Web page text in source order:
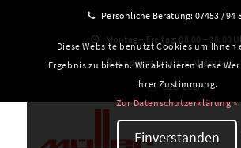
Persönliche Beratung: 07453 /
Montag – Freitag: 08:00 –
Ladengeschäft in
B2B-Login
Diese Website benutzt Cookies um Ihnen
Ergebnis zu bieten. Wir aktivieren diese
Ihrer Zustimmung.
Zur Datenschutzerklärung »
Einverstanden